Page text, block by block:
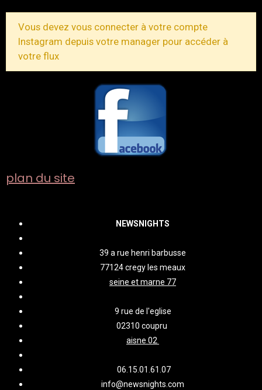
Vous devez vous connecter à votre compte
Instagram depuis votre manager pour accéder à
votre flux
plan du site
NEWSNIGHTS
39 a rue henri barbusse
77124 cregy les meaux
seine et marne 77
9 rue de l'eglise
02310 coupru
aisne 02
06.15.01.61.07
info@newsnights.com